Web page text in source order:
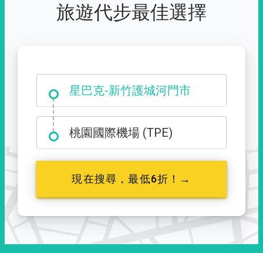
旅遊代步最佳選擇
大霸尖山登山口
桃園國際機場 (TPE)
現在搜尋，最低6折！→